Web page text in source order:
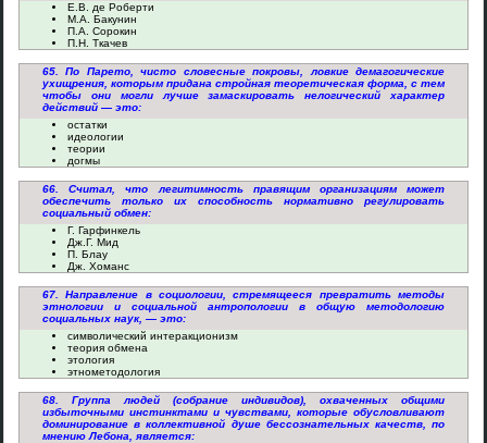
Е.В. де Роберти
М.А. Бакунин
П.А. Сорокин
П.Н. Ткачев
65. По Парето, чисто словесные покровы, ловкие демагогические
ухищрения, которым придана стройная теоретическая форма, с тем
чтобы они могли лучше замаскировать нелогический характер
действий — это:
остатки
идеологии
теории
догмы
66. Считал, что легитимность правящим организациям может
обеспечить только их способность нормативно регулировать
социальный обмен:
Г. Гарфинкель
Дж.Г. Мид
П. Блау
Дж. Хоманс
67. Направление в социологии, стремящееся превратить методы
этнологии и социальной антропологии в общую методологию
социальных наук, — это:
символический интеракционизм
теория обмена
этология
этнометодология
68. Группа людей (собрание индивидов), охваченных общими
избыточными инстинктами и чувствами, которые обусловливают
доминирование в коллективной душе бессознательных качеств, по
мнению Лебона, является: